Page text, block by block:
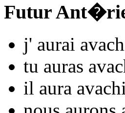
Futur
j' aurai avach
tu auras
il aura avachi